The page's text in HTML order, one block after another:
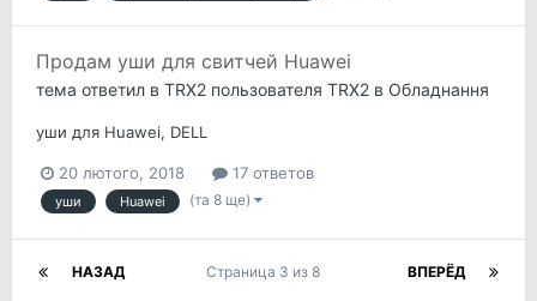
Продам уши для свитчей Huawei
тема ответил в TRX2 пользователя TRX2 в Обладнання
уши для Huawei, DELL
20 лютого, 2018 17 ответов
уши Huawei (та 8 ще)
НАЗАД ВПЕРЁД
Страница 3 из 8